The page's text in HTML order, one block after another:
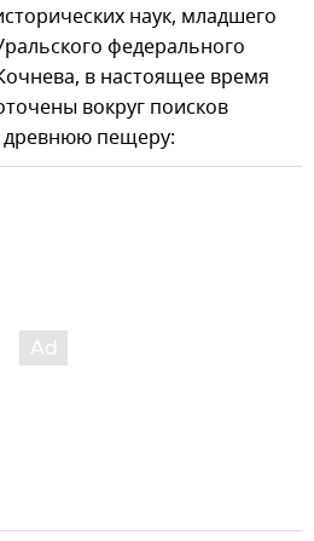
наук, младшего
федерального
в настоящее время
вокруг поисков
древнюю пещеру: